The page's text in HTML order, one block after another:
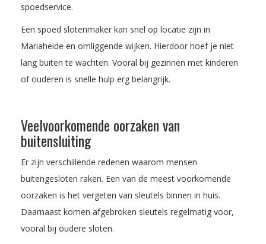
spoedservice.
Een spoed slotenmaker kan snel op locatie zijn in
Mariaheide en omliggende wijken. Hierdoor hoef je niet
lang buiten te wachten. Vooral bij gezinnen met kinderen
of ouderen is snelle hulp erg belangrijk.
Veelvoorkomende oorzaken van
buitensluiting
Er zijn verschillende redenen waarom mensen
buitengesloten raken. Een van de meest voorkomende
oorzaken is het vergeten van sleutels binnen in huis.
Daarnaast komen afgebroken sleutels regelmatig voor,
vooral bij oudere sloten.